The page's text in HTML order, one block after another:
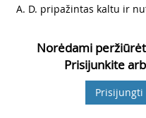
A. D. pripažintas kaltu ir
Norėdami
Prisijunkite
Prisijungti